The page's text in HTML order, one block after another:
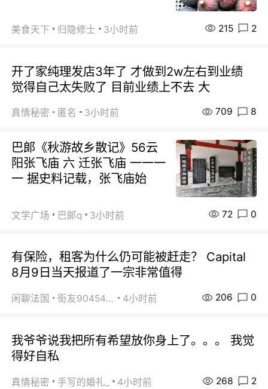
美食天下 归隐修士 3小时前 215 2
开了家纯理发店3年了 才做到2w左右到业绩
觉得自己太失败了 目前业绩上不去 大
真情秘密 匿名 3小时前 709 8
巴郞《秋游故乡散记》56云
阳张飞庙 六 迁张飞庙 一一一
一 据史料记载，张飞庙始
文学广场 巴郞q 3小时前 72 0
有保险，租客为什么仍可能被赶走？ Capital
8月9日当天报道了一宗非常值得
闲聊法国 街友90454511 4小时前 206 0
我爷爷说我把所有希望放你身上了。。。 我觉
得好自私
真情秘密 手写的婚礼_ 4小时前 268 2